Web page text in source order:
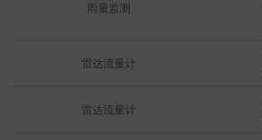
雨量监测
雷达流量计
雷达流量计